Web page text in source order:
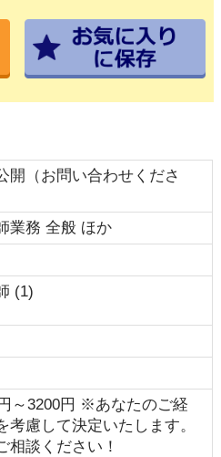
開（お問い合わせくださ
業務 全般 ほか
(1)
～3200円 ※あなたのご経
考慮して決定いたします。
相談ください！